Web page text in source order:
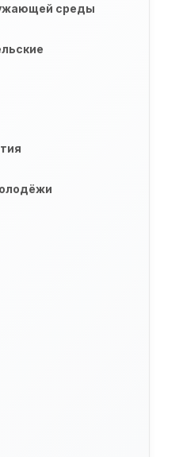
среды